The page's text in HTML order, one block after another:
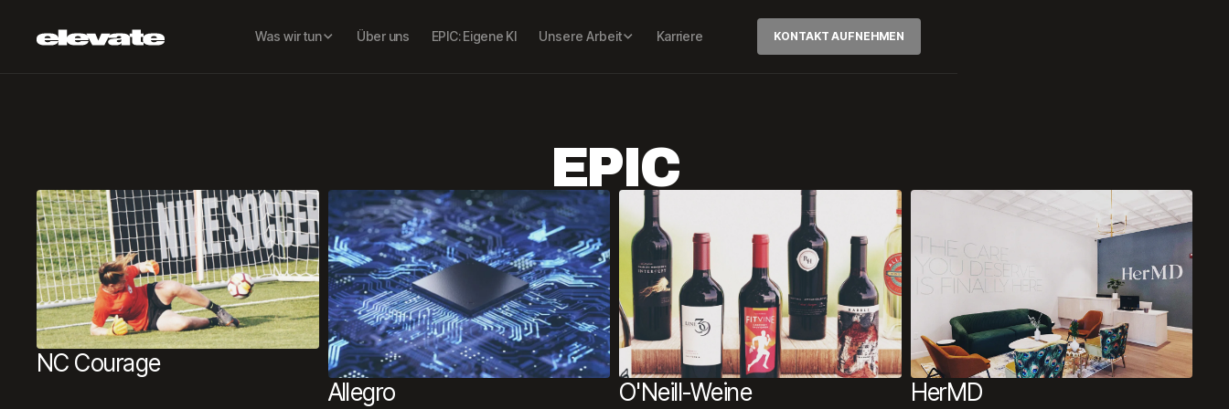
Was wir tun Über uns EPIC: Eigene KI Unsere Arbeit Karriere KONTAKT AUFNEHMEN
EPIC
NC Courage
Allegro
O'Neill-Weine HerMD